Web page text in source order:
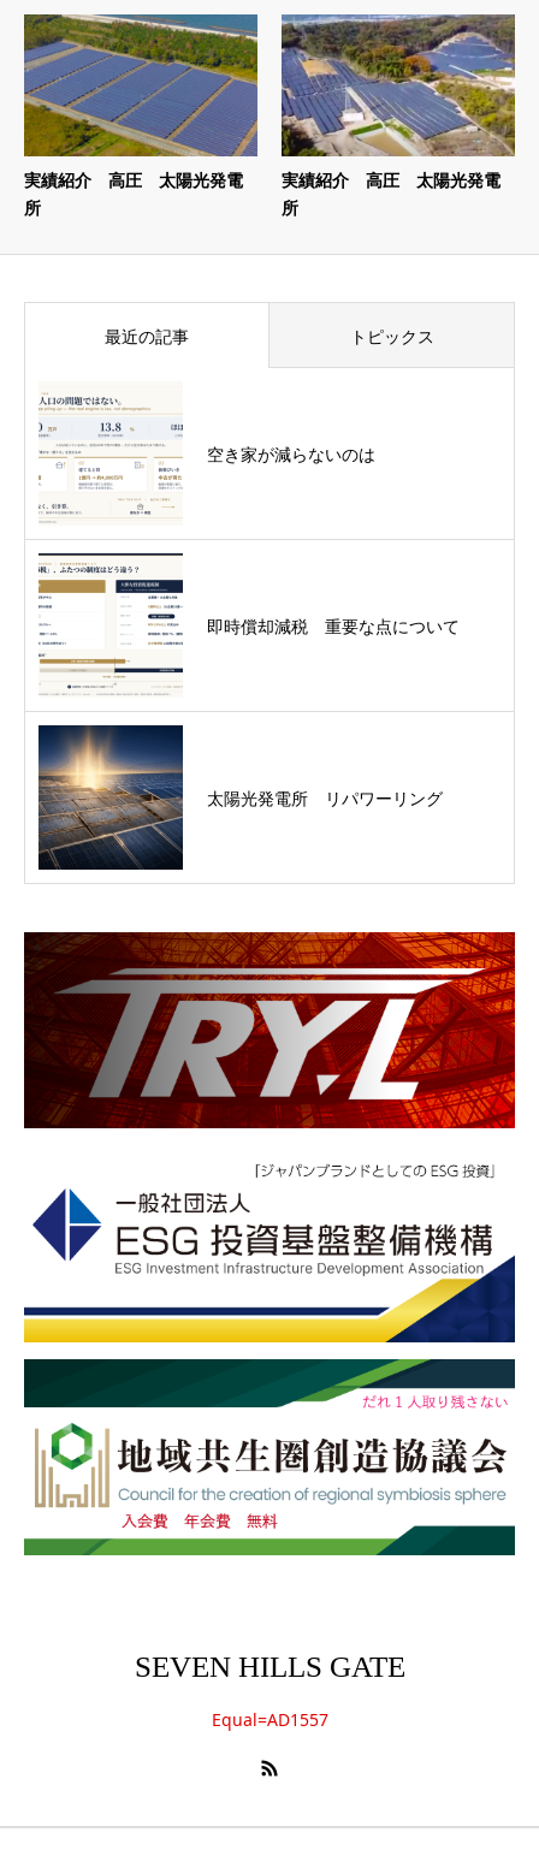
実績紹介 高圧 太陽光発電
所
実績紹介 高圧 太陽光発電
所
最近の記事 トピックス
空き家が減らないのは
即時償却減税 重要な点について
太陽光発電所 リパワーリング
SEVEN HILLS GATE
Equal=AD1557